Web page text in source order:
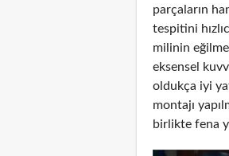
parçaların
tespitini
milinin
eksensel
oldukça iyi
montajı
birlikte fena